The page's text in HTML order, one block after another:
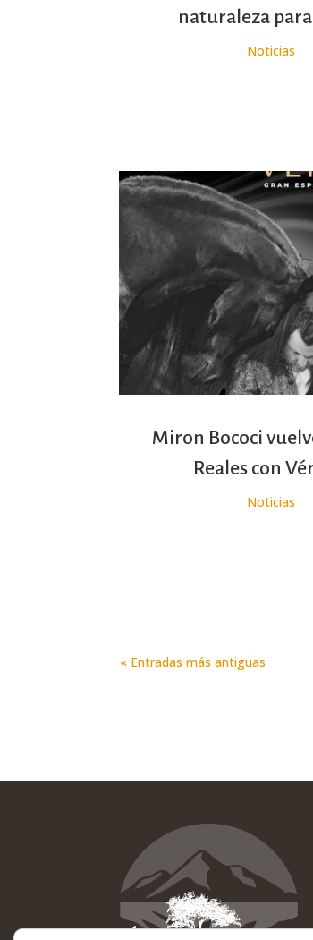
naturaleza
Noticias
Miron Bococi
Reales con
Noticias
« Entradas más antiguas